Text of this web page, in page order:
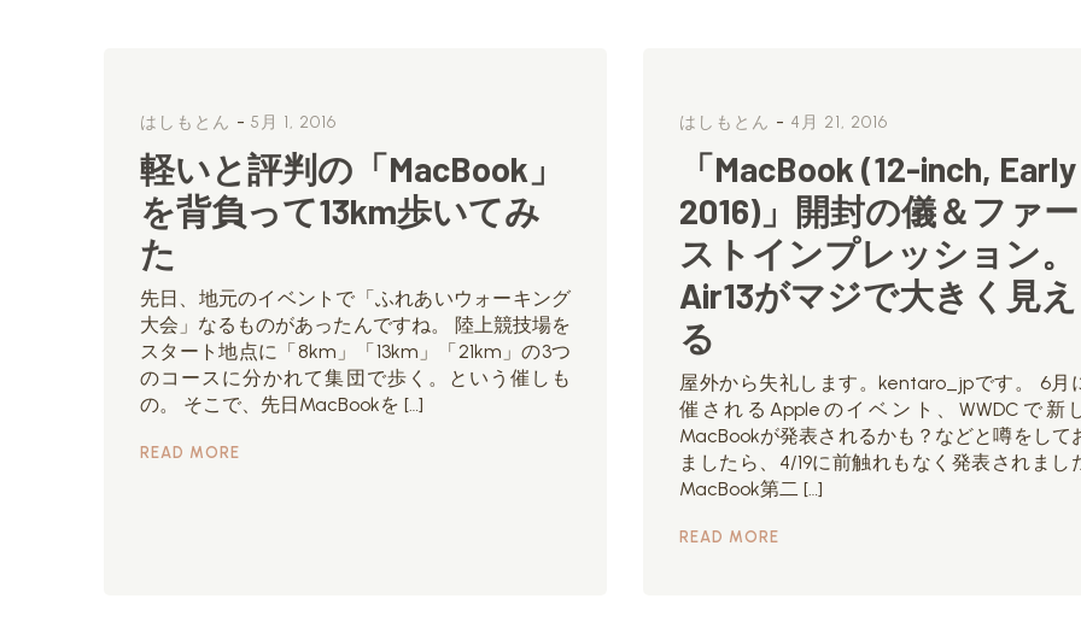
はしもとん - 5月 1, 2016
軽いと評判の「MacBook」
を背負って13km歩いてみ
た
先日、地元のイベントで「ふれあいウォーキング
大会」なるものがあったんですね。 陸上競技場を
スタート地点に「8km」「13km」「21km」の3つ
のコースに分かれて集団で歩く。という催しも
の。 そこで、先日MacBookを […]
READ MORE
はしもとん - 4月 21, 2016
「MacBook (12-inch, Early
2016)」開封の儀＆ファー
ストインプレッション。
Air13がマジで大きく見え
る
屋外から失礼します。kentaro_jpです。 6月
催されるAppleのイベント、WWDCで新
MacBookが発表されるかも？などと噂をして
ましたら、4/19に前触れもなく発表されまし
MacBook第二 […]
READ MORE